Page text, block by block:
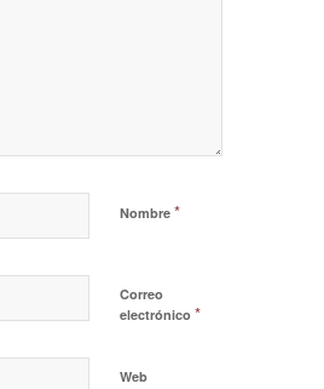
Nombre *
Correo
electrónico *
Web